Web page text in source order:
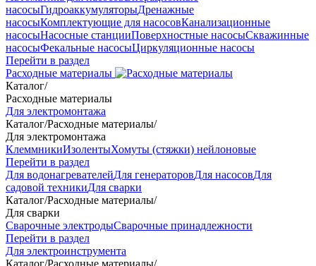
насосыГидроаккумуляторыДренажные
насосыКомплектующие для насосовКанализационные
насосыНасосные станцииПоверхностные насосыСкважинные
насосыФекальные насосыЦиркуляционные насосы
Перейти в раздел
Расходные материалы
Каталог/
Расходные материалы
Для электромонтажа
Каталог/Расходные материалы/
Для электромонтажа
КлеммникиИзолентыХомуты (стяжки) нейлоновые
Перейти в раздел
Для водонагревателейДля генераторовДля насосовДля
садовой техникиДля сварки
Каталог/Расходные материалы/
Для сварки
Сварочные электродыСварочные принадлежности
Перейти в раздел
Для электроинструмента
Каталог/Расходные материалы/